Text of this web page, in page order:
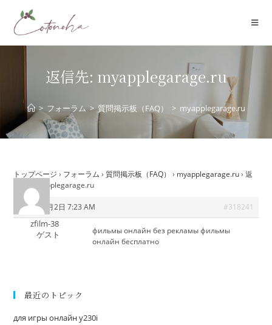
返信先: myapplegarage.ru
> フォーラム > 質問掲示板（FAQ） > myapplegarage.ru
トップページ › フォーラム › 質問掲示板（FAQ） › myapplegarage.ru › 返
信先: myapplegarage.ru
2025年8月2日 7:23 AM #318241
zfilm-38
ゲスト
фильмы онлайн без рекламыфильмы
онлайн бесплатно
最近のトピック
для игры онлайн y230i